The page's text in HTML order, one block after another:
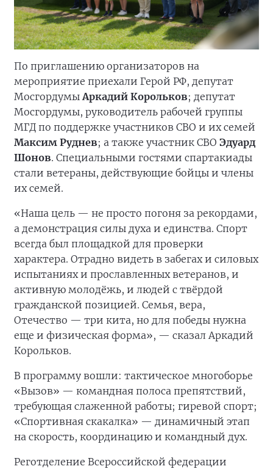
По приглашению организаторов на
мероприятие приехали Герой РФ, депутат
МосгордумыАркадий Корольков; депутат
Мосгордумы, руководитель рабочей группы
МГД по поддержке участников СВО и их семей
Максим Руднев; а также участник СВО Эдуард
Шонов. Специальными гостями спартакиады
стали ветераны, действующие бойцы и члены
их семей.
«Наша цель — не просто погоня за рекордами,
а демонстрация силы духа и единства. Спорт
всегда был площадкой для проверки
характера. Отрадно видеть в забегах и силовых
испытаниях и прославленных ветеранов, и
активную молодёжь, и людей с твёрдой
гражданской позицией. Семья, вера,
Отечество — три кита, но для победы нужна
еще и физическая форма», — сказал Аркадий
Корольков.
В программу вошли: тактическое многоборье
«Вызов» — командная полоса препятствий,
требующая слаженной работы; гиревой спорт;
«Спортивная скакалка» — динамичный этап
на скорость, координацию и командный дух.
Реготделение Всероссийской федерации